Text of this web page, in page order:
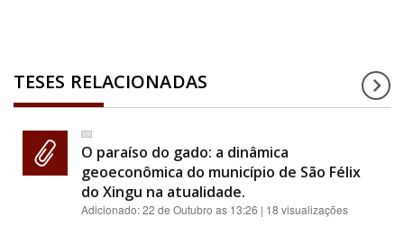
TESES RELACIONADAS
O paraíso do gado: a dinâmica
geoeconômica do município de São Félix
do Xingu na atualidade.
Adicionado:22 de Outubro as 13:26 | 18 visualizações